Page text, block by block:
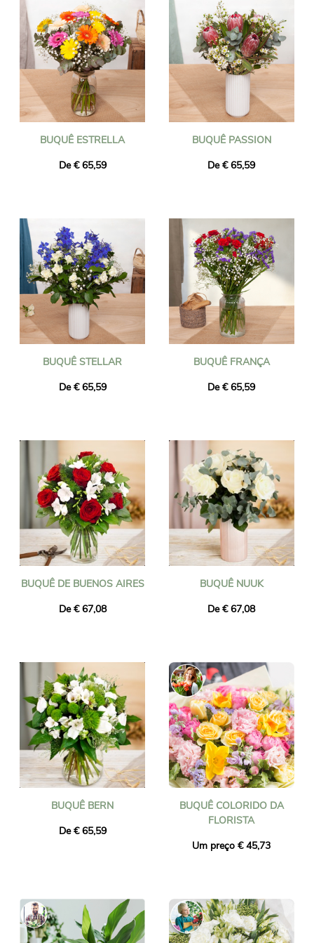
BUQUÊ ESTRELLA
De € 65,59
BUQUÊ PASSION
De € 65,59
BUQUÊ STELLAR
De € 65,59
BUQUÊ FRANÇA
De € 65,59
BUQUÊ DE BUENOS AIRES
De € 67,08
BUQUÊ NUUK
De € 67,08
BUQUÊ BERN
De € 65,59
BUQUÊ COLORIDO DA
FLORISTA
Um preço € 45,73